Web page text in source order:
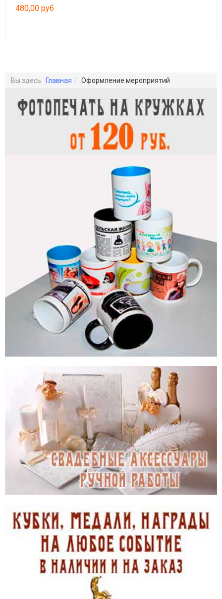
480,00 руб
Вы здесь: Главная Оформление мероприятий